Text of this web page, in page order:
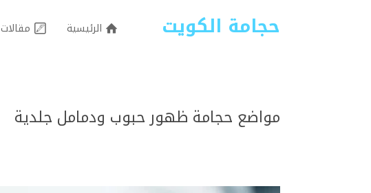
حجامة الكويت الرئيسية مقالات
مواضع حجامة ظهور حبوب ودمامل جلدية